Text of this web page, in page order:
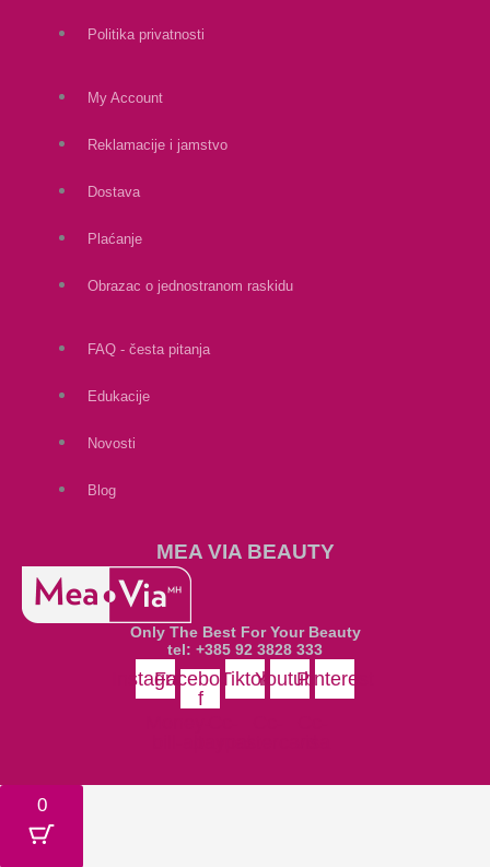
Politika privatnosti
My Account
Reklamacije i jamstvo
Dostava
Plaćanje
Obrazac o jednostranom raskidu
FAQ - česta pitanja
Edukacije
Novosti
Blog
MEA VIA BEAUTY
Only The Best For Your Beauty
tel: +385 92 3828 333
Instagram
Facebook-
f
TiktokYoutubePinterest
0